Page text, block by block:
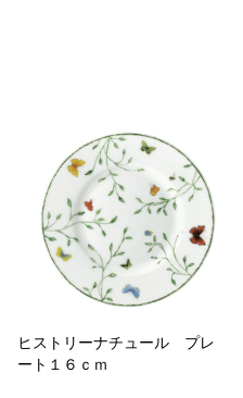
ヒストリーナチュール プレ
ート１６ｃｍ